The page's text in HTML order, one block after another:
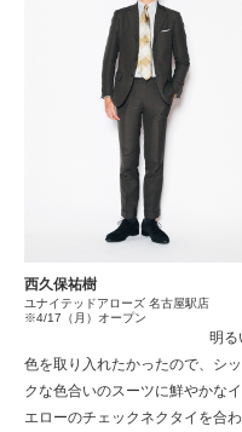
西久保祐樹
ユナイテッドアローズ 名古屋駅店
※4/17（月）オープン
明る
色を取り入れたかったので、シッ
クな色合いのスーツに鮮やかなイ
エローのチェックネクタイを合わ